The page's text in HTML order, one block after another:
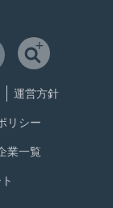
運営方針
リシー
業一覧